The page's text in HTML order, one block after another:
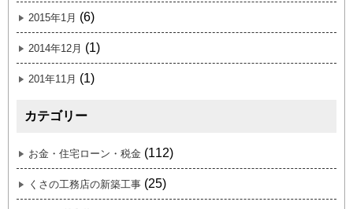
2015年1月 (6)
2014年12月 (1)
201年11月 (1)
カテゴリー
お金・住宅ローン・税金 (112)
くさの工務店の新築工事 (25)